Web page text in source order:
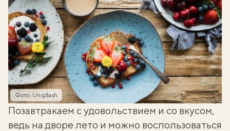
Фото: Unsplash
Позавтракаем с удовольствием и со вкусом,
ведь на дворе лето и можно воспользоваться